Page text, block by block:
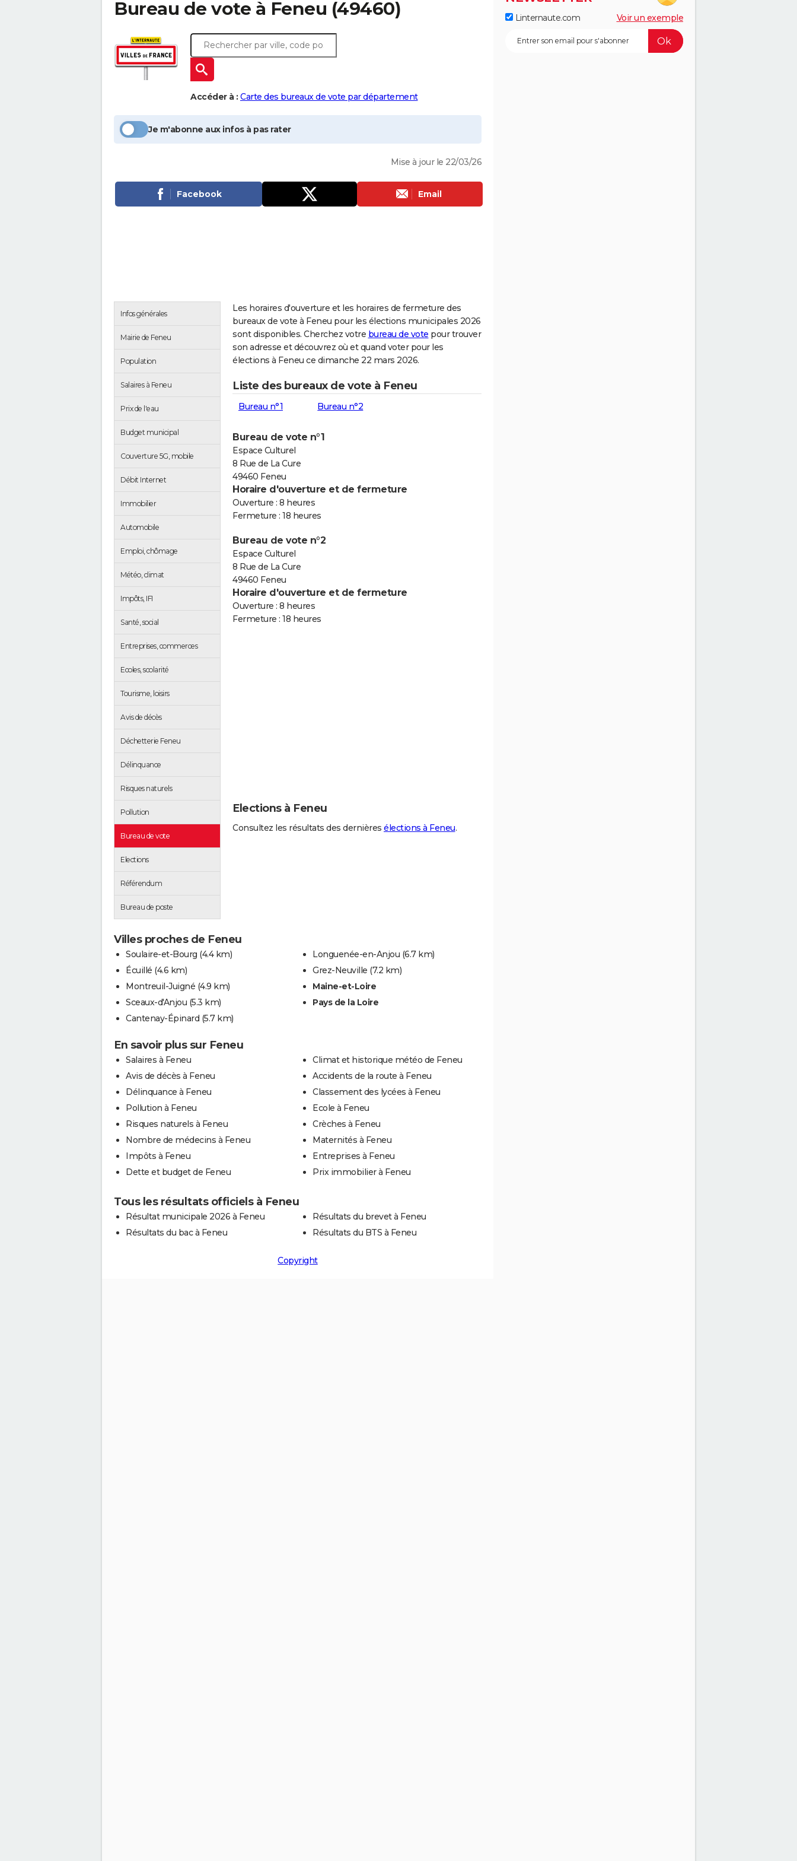
Bureau de vote à Feneu (49460)
Accéder à : Carte des bureaux de vote par département
Je m'abonne aux infos à pas rater
Mise à jour le 22/03/26
Facebook Email
Infos générales
Mairie de Feneu
Population
Salaires à Feneu
Prix de l'eau
Budget municipal
Couverture 5G, mobile
Débit Internet
Immobilier
Automobile
Emploi, chômage
Météo, climat
Impôts, IFI
Santé, social
Entreprises, commerces
Ecoles, scolarité
Tourisme, loisirs
Avis de décès
Déchetterie Feneu
Délinquance
Risques naturels
Pollution
Bureau de vote
Elections
Référendum
Bureau de poste
Les horaires d'ouverture et les horaires de fermeture des
bureaux de vote à Feneu pour les élections municipales 2026
sont disponibles. Cherchez votre bureau de vote pour trouver
son adresse et découvrez où et quand voter pour les
élections à Feneu ce dimanche 22 mars 2026.
Liste des bureaux de vote à Feneu
Bureau n°1 Bureau n°2
Bureau de vote n°1
Espace Culturel
8 Rue de La Cure
49460 Feneu
Horaire d'ouverture et de fermeture
Ouverture : 8 heures
Fermeture : 18 heures
Bureau de vote n°2
Espace Culturel
8 Rue de La Cure
49460 Feneu
Horaire d'ouverture et de fermeture
Ouverture : 8 heures
Fermeture : 18 heures
Elections à Feneu
Consultez les résultats des dernières élections à Feneu.
Villes proches de Feneu
Soulaire-et-Bourg (4.4 km)
Écuillé (4.6 km)
Montreuil-Juigné (4.9 km)
Sceaux-d'Anjou (5.3 km)
Cantenay-Épinard (5.7 km)
Longuenée-en-Anjou (6.7 km)
Grez-Neuville (7.2 km)
Maine-et-Loire
Pays de la Loire
En savoir plus sur Feneu
Salaires à Feneu
Avis de décès à Feneu
Délinquance à Feneu
Pollution à Feneu
Risques naturels à Feneu
Nombre de médecins à Feneu
Impôts à Feneu
Dette et budget de Feneu
Climat et historique météo de Feneu
Accidents de la route à Feneu
Classement des lycées à Feneu
Ecole à Feneu
Crèches à Feneu
Maternités à Feneu
Entreprises à Feneu
Prix immobilier à Feneu
Tous les résultats officiels à Feneu
Résultat municipale 2026 à Feneu
Résultats du bac à Feneu
Résultats du brevet à Feneu
Résultats du BTS à Feneu
Copyright
Linternaute.com Voir un exemple